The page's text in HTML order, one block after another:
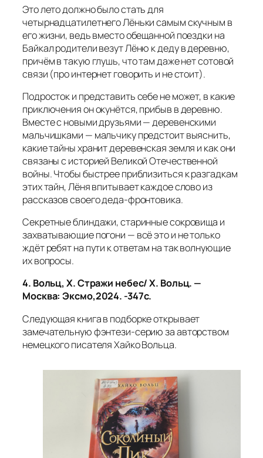
Это лето должно было стать для
четырнадцатилетнего Лёньки самым скучным в
его жизни, ведь вместо обещанной поездки на
Байкал родители везут Лёню к деду в деревню,
причём в такую глушь, что там даже нет сотовой
связи (про интернет говорить и не стоит).
Подросток и представить себе не может, в какие
приключения он окунётся, прибыв в деревню.
Вместе с новыми друзьями — деревенскими
мальчишками — мальчику предстоит выяснить,
какие тайны хранит деревенская земля и как они
связаны с историей Великой Отечественной
войны. Чтобы быстрее приблизиться к разгадкам
этих тайн, Лёня впитывает каждое слово из
рассказов своего деда‑фронтовика.
Секретные блиндажи, старинные сокровища и
захватывающие погони — всё это и не только
ждёт ребят на пути к ответам на так волнующие
их вопросы.
4. Вольц, Х. Стражи небес/ Х. Вольц. —
Москва: Эксмо,2024. -347с.
Следующая книга в подборке открывает
замечательную фэнтези‑серию за авторством
немецкого писателя Хайко Вольца.